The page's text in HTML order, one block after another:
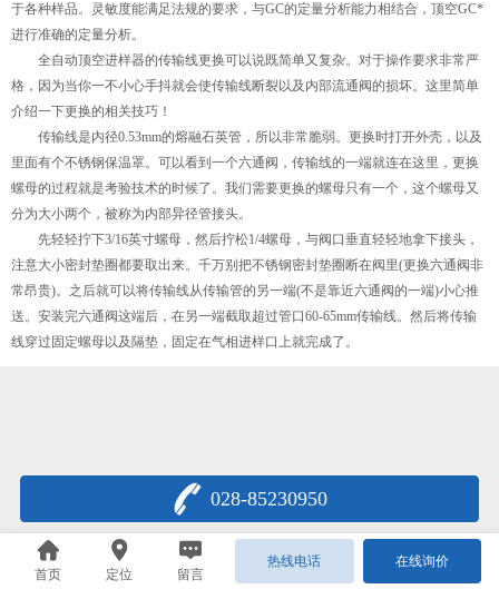
于各种样品。灵敏度能满足法规的要求，与GC的定量分析能力相结合，顶空GC*
进行准确的定量分析。
全自动顶空进样器的传输线更换可以说既简单又复杂。对于操作要求非常严
格，因为当你一不小心手抖就会使传输线断裂以及内部流通阀的损坏。这里简单
介绍一下更换的相关技巧！
传输线是内径0.53mm的熔融石英管，所以非常脆弱。更换时打开外壳，以及
里面有个不锈钢保温罩。可以看到一个六通阀，传输线的一端就连在这里，更换
螺母的过程就是考验技术的时候了。我们需要更换的螺母只有一个，这个螺母又
分为大小两个，被称为内部异径管接头。
先轻轻拧下3/16英寸螺母，然后拧松1/4螺母，与阀口垂直轻轻地拿下接头，
注意大小密封垫圈都要取出来。千万别把不锈钢密封垫圈断在阀里(更换六通阀非
常昂贵)。之后就可以将传输线从传输管的另一端(不是靠近六通阀的一端)小心推
送。安装完六通阀这端后，在另一端截取超过管口60-65mm传输线。然后将传输
线穿过固定螺母以及隔垫，固定在气相进样口上就完成了。
028-85230950
首页 定位 留言
热线电话 在线询价